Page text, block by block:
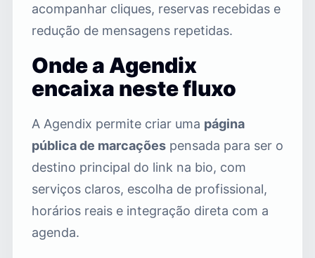
acompanhar cliques, reservas recebidas e
redução de mensagens repetidas.
Onde a Agendix
encaixa neste fluxo
A Agendix permite criar uma página
pública de marcações pensada para ser o
destino principal do link na bio, com
serviços claros, escolha de profissional,
horários reais e integração direta com a
agenda.